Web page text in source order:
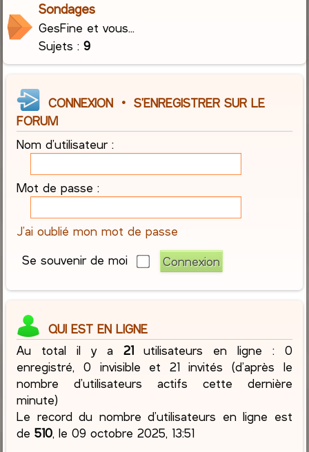
Sondages
GesFine et vous...
Sujets :9
CONNEXION •S’ENREGISTRER SUR LE
FORUM
Nom d’utilisateur :
Mot de passe :
J’ai oublié mon mot de passe
Se souvenir de moi
QUI EST EN LIGNE
Au total il y a 21utilisateurs en ligne : 0
enregistré, 0 invisible et 21 invités (d’après le
nombre d’utilisateurs actifs cette dernière
minute)
Le record du nombre d’utilisateurs en ligne est
de510, le 09 octobre 2025, 13:51